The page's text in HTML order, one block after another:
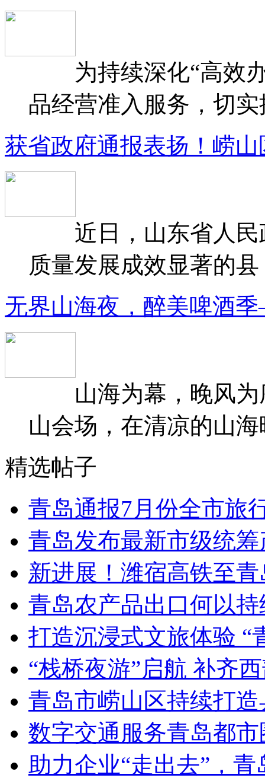
为持续深化“高效办
品经营准入服务，切
获省政府通报表扬！崂
近日，山东省人民
质量发展成效显著的
无界山海夜，醉美啤酒
山海为幕，晚风为
山会场，在清凉的山
精选帖子
青岛通报7月份全市旅
青岛发布最新市级统
新进展！潍宿高铁至
青岛农产品出口何以持
打造沉浸式文旅体验 “
“栈桥夜游”启航 补齐
青岛市崂山区持续打
数字交通服务青岛都
助力企业“走出去”，